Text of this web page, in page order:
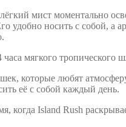
лёгкий мист моментально
удобно носить с собой, а
часа мягкого тропического
которые любят
её с собой каждый день.
когда Island Rush